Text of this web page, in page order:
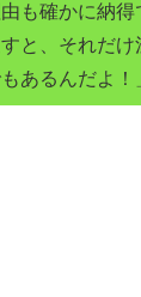
も確かに納得
と、それだけ
あるんだよ！